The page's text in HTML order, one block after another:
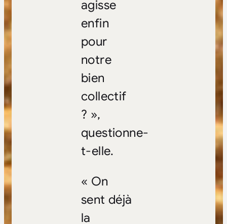
agisse
enfin
pour
notre
bien
collectif
? »,
questionne-
t-elle.
« On
sent déjà
la